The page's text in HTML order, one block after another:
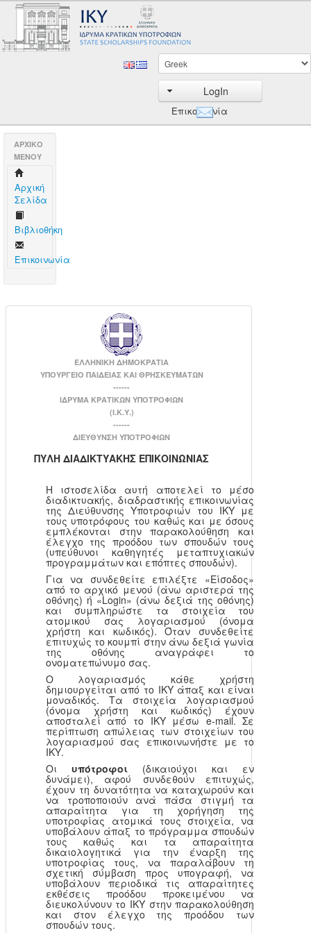
LogIn
Επικοινωνία
AΡΧΙΚΟ
ΜΕΝΟΥ
Aρχική
Σελίδα
Βιβλιοθήκη
Επικοινωνία
ΕΛΛΗΝΙΚΗ ΔΗΜΟΚΡΑΤΙΑ
ΥΠΟΥΡΓΕΙΟ ΠΑΙΔΕΙΑΣ ΚΑΙ ΘΡΗΣΚΕΥΜΑΤΩΝ
------
ΙΔΡΥΜΑ ΚΡΑΤΙΚΩΝ ΥΠΟΤΡΟΦΙΩΝ
(Ι.Κ.Υ.)
------
ΔΙΕΥΘΥΝΣΗ ΥΠΟΤΡΟΦΙΩΝ
ΠΥΛΗ ΔΙΑΔΙΚΤΥΑΚΗΣ ΕΠΙΚΟΙΝΩΝΙΑΣ
Η ιστοσελίδα αυτή αποτελεί το μέσο
διαδικτυακής, διαδραστικής επικοινωνίας
της Διεύθυνσης Υποτροφιών του ΙΚΥ με
τους υποτρόφους του καθώς και με όσους
εμπλέκονται στην παρακολούθηση και
έλεγχο της προόδου των σπουδών τους
(υπεύθυνοι καθηγητές μεταπτυχιακών
προγραμμάτων και επόπτες σπουδών).
Για να συνδεθείτε επιλέξτε «Είσοδος»
από το αρχικό μενού (άνω αριστερά της
οθόνης) ή «Login» (άνω δεξιά της οθόνης)
και συμπληρώστε τα στοιχεία του
ατομικού σας λογαριασμού (όνομα
χρήστη και κωδικός). Όταν συνδεθείτε
επιτυχώς το κουμπί στην άνω δεξιά γωνία
της οθόνης αναγράφει το
ονοματεπώνυμο σας.
Ο λογαριασμός κάθε χρήστη
δημιουργείται από το ΙΚΥ άπαξ και είναι
μοναδικός. Τα στοιχεία λογαριασμού
(όνομα χρήστη και κωδικός) έχουν
αποσταλεί από το ΙΚΥ μέσω e-mail. Σε
περίπτωση απώλειας των στοιχείων του
λογαριασμού σας επικοινωνήστε με το
ΙΚΥ.
Οι υπότροφοι(δικαιούχοι και εν
δυνάμει), αφού συνδεθούν επιτυχώς,
έχουν τη δυνατότητα να καταχωρούν και
να τροποποιούν ανά πάσα στιγμή τα
απαραίτητα για τη χορήγηση της
υποτροφίας ατομικά τους στοιχεία, να
υποβάλουν άπαξ το πρόγραμμα σπουδών
τους καθώς και τα απαραίτητα
δικαιολογητικά για την έναρξη της
υποτροφίας τους, να παραλάβουν τη
σχετική σύμβαση προς υπογραφή, να
υποβάλουν περιοδικά τις απαραίτητες
εκθέσεις προόδου προκειμένου να
διευκολύνουν το ΙΚΥ στην παρακολούθηση
και στον έλεγχο της προόδου των
σπουδών τους.